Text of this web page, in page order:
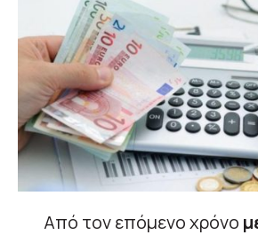
Από τον επόμενο χρόνο